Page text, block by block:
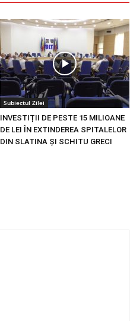
Subiectul Zilei
INVESTIȚII DE PESTE 15 MILIOANE
DE LEI ÎN EXTINDEREA SPITALELOR
DIN SLATINA ȘI SCHITU GRECI